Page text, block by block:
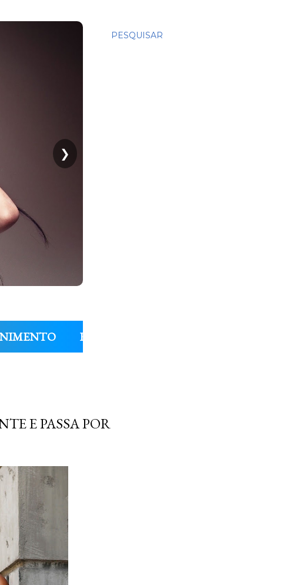
PESQUISAR
❯
ENTREVISTAS
E PASSA POR